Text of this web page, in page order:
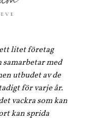
litet företag
samarbetar med
utbudet av de
för varje år.
vackra som kan
kan sprida